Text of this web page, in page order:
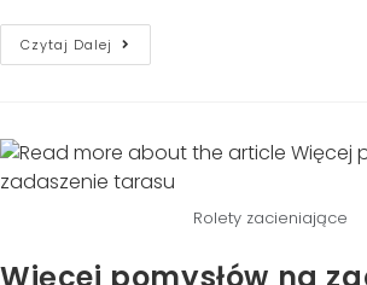
Czytaj Dalej
Rolety zacieniające